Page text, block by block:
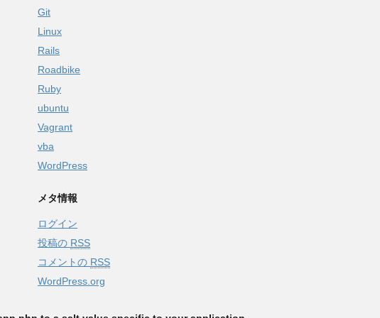
Git
Linux
Rails
Roadbike
Ruby
ubuntu
Vagrant
vba
WordPress
メタ情報
ログイン
投稿の RSS
コメントの RSS
WordPress.org